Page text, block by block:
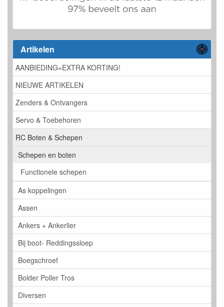
Artikelen
AANBIEDING=EXTRA KORTING!
NIEUWE ARTIKELEN
Zenders & Ontvangers
Servo & Toebehoren
RC Boten & Schepen
Schepen en boten
Functionele schepen
As koppelingen
Assen
Ankers + Ankerlier
Bij boot- Reddingssloep
Boegschroef
Bolder Poller Tros
Diversen